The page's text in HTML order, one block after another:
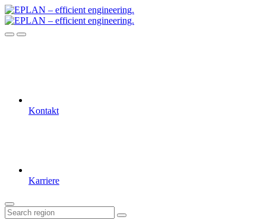
Kontakt
Karriere